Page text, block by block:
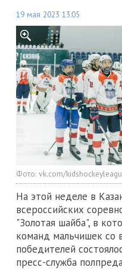
19 мая 2023 13:05
Фото: vk.com/
На этой неделе в
всероссийских
"Золотая шайба", в
команд мальчишек со
победителей
пресс-служба